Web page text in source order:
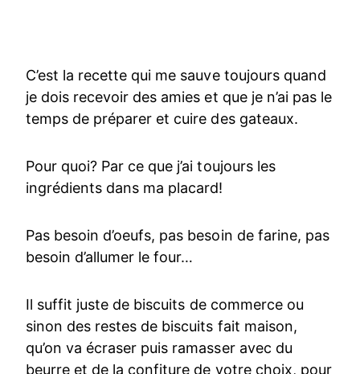
C’est la recette qui me sauve toujours quand
je dois recevoir des amies et que je n’ai pas le
temps de préparer et cuire des gateaux.
Pour quoi? Par ce que j’ai toujours les
ingrédients dans ma placard!
Pas besoin d’oeufs, pas besoin de farine, pas
besoin d’allumer le four…
Il suffit juste de biscuits de commerce ou
sinon des restes de biscuits fait maison,
qu’on va écraser puis ramasser avec du
beurre et de la confiture de votre choix, pour